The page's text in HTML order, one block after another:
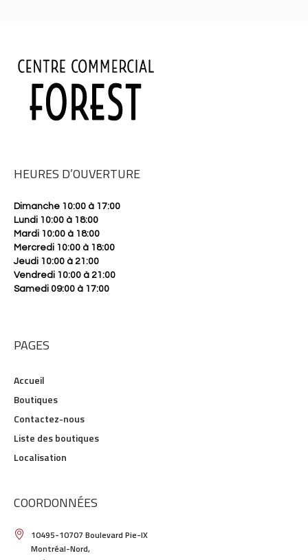
HEURES D’OUVERTURE
Dimanche 10:00 à 17:00
Lundi 10:00 à 18:00
Mardi 10:00 à 18:00
Mercredi 10:00 à 18:00
Jeudi 10:00 à 21:00
Vendredi 10:00 à 21:00
Samedi 09:00 à 17:00
PAGES
Accueil
Boutiques
Contactez-nous
Liste des boutiques
Localisation
COORDONNÉES
10495-10707 Boulevard Pie-IX
Montréal-Nord,